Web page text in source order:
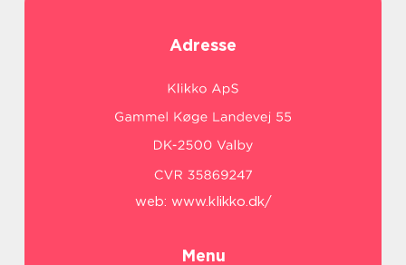
Adresse
web: www.klikko.dk/
Menu